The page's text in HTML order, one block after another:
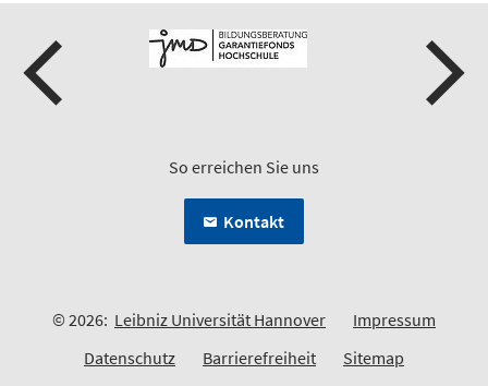
So erreichen Sie uns
Kontakt
© 2026: Leibniz Universität Hannover
Impressum
Datenschutz
Barrierefreiheit Sitemap